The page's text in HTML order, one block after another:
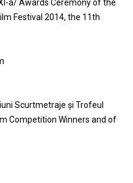
a/ Awards Ceremony of the
Festival 2014, the 11th
Scurtmetraje şi Trofeul
Competition Winners and of